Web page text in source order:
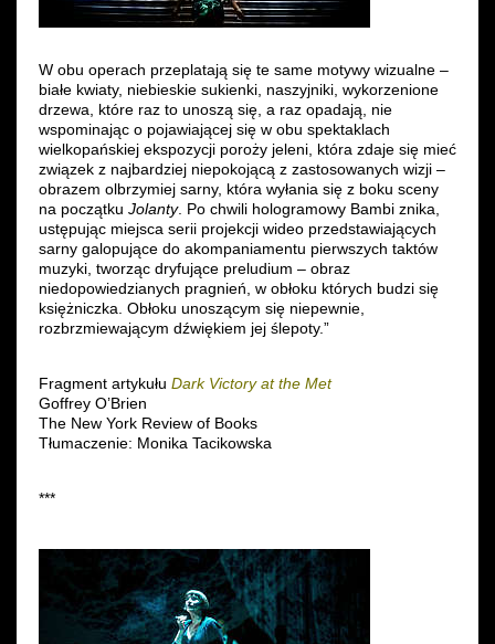
W obu operach przeplatają się te same motywy wizualne –
białe kwiaty, niebieskie sukienki, naszyjniki, wykorzenione
drzewa, które raz to unoszą się, a raz opadają, nie
wspominając o pojawiającej się w obu spektaklach
wielkopańskiej ekspozycji poroży jeleni, która zdaje się mieć
związek z najbardziej niepokojącą z zastosowanych wizji –
obrazem olbrzymiej sarny, która wyłania się z boku sceny
na początku Jolanty. Po chwili hologramowy Bambi znika,
ustępując miejsca serii projekcji wideo przedstawiających
sarny galopujące do akompaniamentu pierwszych taktów
muzyki, tworząc dryfujące preludium – obraz
niedopowiedzianych pragnień, w obłoku których budzi się
księżniczka. Obłoku unoszącym się niepewnie,
rozbrzmiewającym dźwiękiem jej ślepoty.”
Fragment artykułu Dark Victory at the Met
Goffrey O’Brien
The New York Review of Books
Tłumaczenie: Monika Tacikowska
***